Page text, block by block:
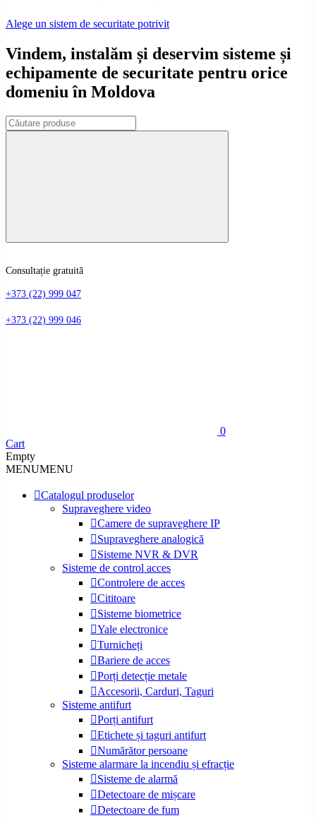
Alege un sistem de securitate potrivit
Vindem, instalăm și deservim sisteme și
echipamente de securitate pentru orice
domeniu în Moldova
Consultație gratuită
+373 (22) 999 047
+373 (22) 999 046
0
Cart
Empty
MENUMENU
Catalogul produselor
Supraveghere video
Camere de supraveghere IP
Supraveghere analogică
Sisteme NVR & DVR
Sisteme de control acces
Controlere de acces
Cititoare
Sisteme biometrice
Yale electronice
Turnicheți
Bariere de acces
Porți detecție metale
Accesorii, Carduri, Taguri
Sisteme antifurt
Porți antifurt
Etichete și taguri antifurt
Numărător persoane
Sisteme alarmare la incendiu și efracție
Sisteme de alarmă
Detectoare de mișcare
Detectoare de fum